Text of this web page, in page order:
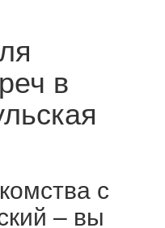
в
с
– вы